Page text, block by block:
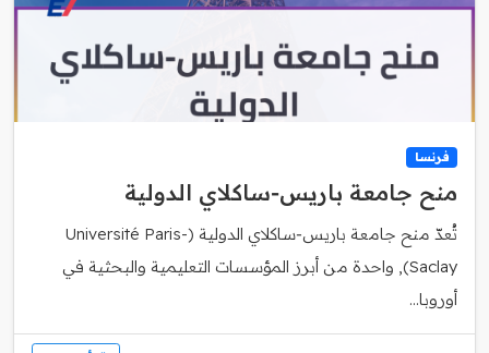
فرنسا
منح جامعة باريس‑ساكلاي الدولية
تُعدّ منح جامعة باريس‑ساكلاي الدولية (Université Paris-
Saclay), واحدة من أبرز المؤسسات التعليمية والبحثية في
أوروبا...